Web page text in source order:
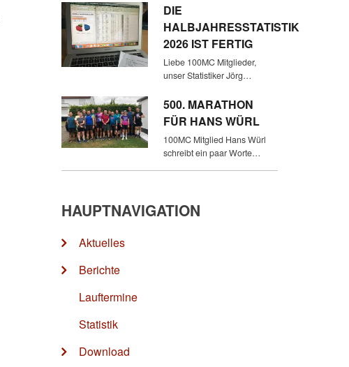
DIE
HALBJAHRESSTATISTIK
2026 IST FERTIG
Liebe 100MC Mitglieder,
unser Statistiker Jörg…
500. MARATHON
FÜR HANS WÜRL
100MC Mitglied Hans Würl
schreibt ein paar Worte…
HAUPTNAVIGATION
Aktuelles
Berichte
Lauftermine
Statistik
Download